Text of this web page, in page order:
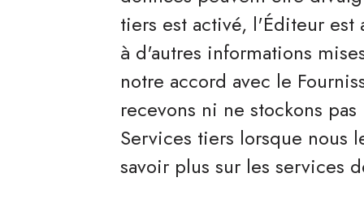
tiers est activé, l'Éditeur est
à d'autres informations
notre accord avec le
recevons ni ne stockons
Services tiers lorsque nous
savoir plus sur les services